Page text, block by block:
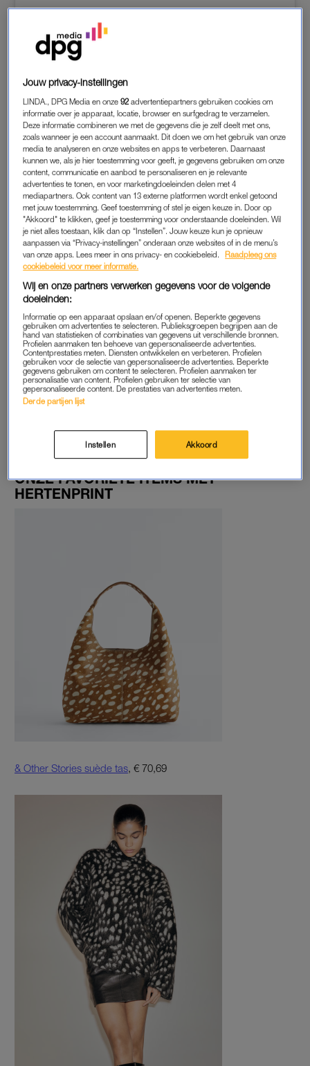
View this post on Instagram
A post shared by TORY BURCH (@toryburch)
Het duurde niet lang voordat ook andere – en gelukkig voor
ons: betaalbare – modemerken de trend omarmden. En dat
ging verder dan alleen jassen en jurken. Inmiddels zien we de
zoals schoenen en tassen.
ONZE FAVORIETE ITEMS MET
HERTENPRINT
& Other Stories suède tas, € 70,69
Jouw privacy-instellingen
LINDA., DPG Media en onze92 advertentiepartners gebruiken cookies om
informatie over je apparaat, locatie, browser en surfgedrag te verzamelen.
Deze informatie combineren we met de gegevens die je zelf deelt met ons,
zoals wanneer je een account aanmaakt. Dit doen we om het gebruik van onze
media te analyseren en onze websites en apps te verbeteren. Daarnaast
kunnen we, als je hier toestemming voor geeft, je gegevens gebruiken om onze
content, communicatie en aanbod te personaliseren en je relevante
advertenties te tonen, en voor marketingdoeleinden delen met 4
mediapartners. Ook content van 13 externe platformen wordt enkel getoond
met jouw toestemming. Geef toestemming of stel je eigen keuze in. Door op
"Akkoord" te klikken, geef je toestemming voor onderstaande doeleinden. Wil
je niet alles toestaan, klik dan op “Instellen”. Jouw keuze kun je opnieuw
aanpassen via “Privacy-instellingen” onderaan onze websites of in de menu’s
van onze apps. Lees meer in ons privacy- en cookiebeleid.
Raadpleeg ons
cookiebeleid voor meer informatie.
Wij en onze partners verwerken gegevens voor de volgende
doeleinden:
Informatie op een apparaat opslaan en/of openen. Beperkte gegevens
gebruiken om advertenties te selecteren. Publieksgroepen begrijpen aan de
hand van statistieken of combinaties van gegevens uit verschillende bronnen.
Profielen aanmaken ten behoeve van gepersonaliseerde advertenties.
Contentprestaties meten. Diensten ontwikkelen en verbeteren. Profielen
gebruiken voor de selectie van gepersonaliseerde advertenties. Beperkte
gegevens gebruiken om content te selecteren. Profielen aanmaken ter
personalisatie van content. Profielen gebruiken ter selectie van
gepersonaliseerde content. De prestaties van advertenties meten.
Derde partijen lijst
Instellen Akkoord